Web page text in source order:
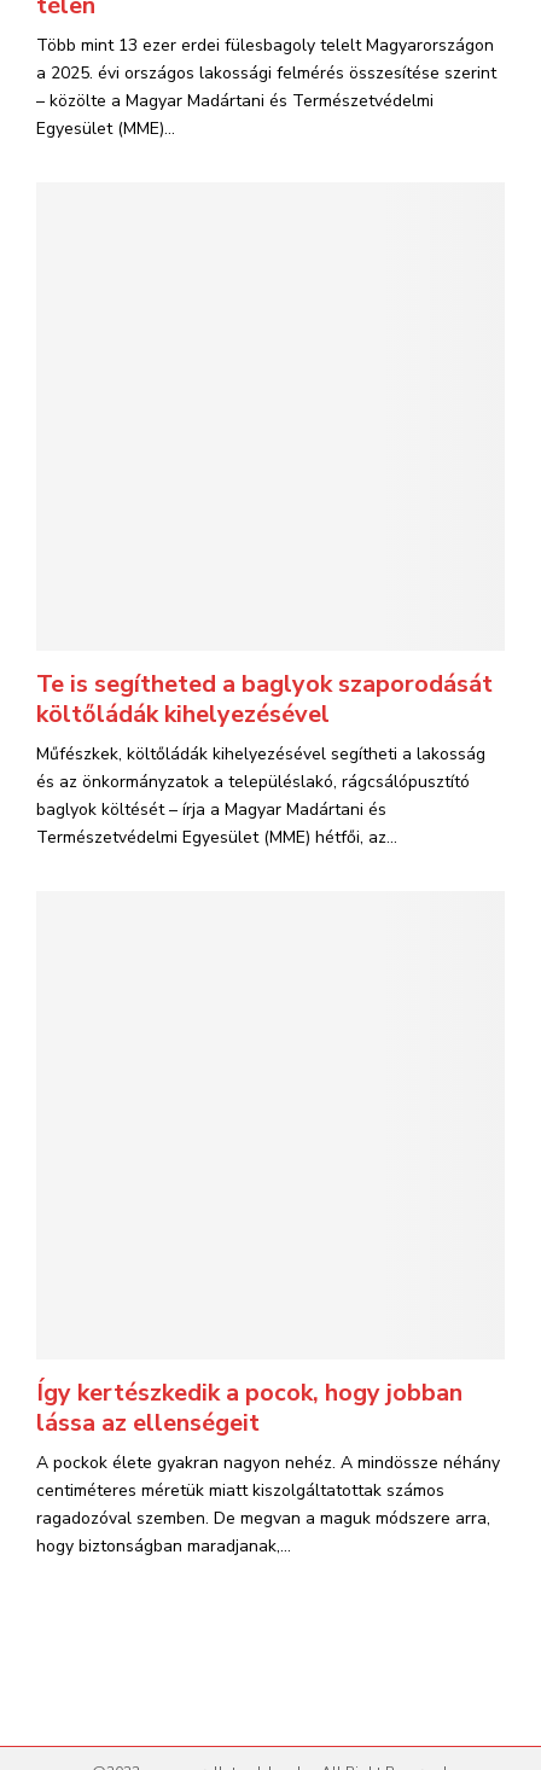
Több mint 13 ezer erdei fülesbagoly telelt Magyarországon
a 2025. évi országos lakossági felmérés összesítése szerint
– közölte a Magyar Madártani és Természetvédelmi
Egyesület (MME)...
Te is segítheted a baglyok szaporodását
költőládák kihelyezésével
Műfészkek, költőládák kihelyezésével segítheti a lakosság
és az önkormányzatok a településlakó, rágcsálópusztító
baglyok költését – írja a Magyar Madártani és
Természetvédelmi Egyesület (MME) hétfői, az...
Így kertészkedik a pocok, hogy jobban
lássa az ellenségeit
A pockok élete gyakran nagyon nehéz. A mindössze néhány
centiméteres méretük miatt kiszolgáltatottak számos
ragadozóval szemben. De megvan a maguk módszere arra,
hogy biztonságban maradjanak,...